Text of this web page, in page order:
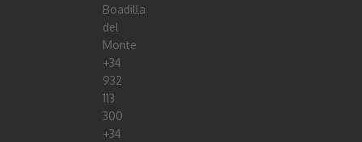
Boadilla
del
Monte
+34
932
113
300
+34